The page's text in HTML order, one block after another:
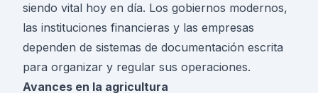
siendo vital hoy en día. Los gobiernos modernos,
las instituciones financieras y las empresas
dependen de sistemas de documentación escrita
para organizar y regular sus operaciones.
Avances en la agricultura